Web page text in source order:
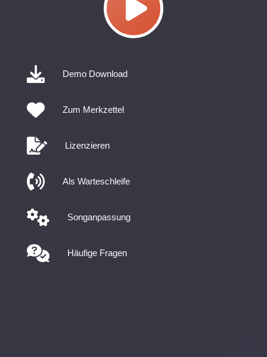
Demo Download
Zum Merkzettel
Lizenzieren
Als Warteschleife
Songanpassung
Häufige Fragen